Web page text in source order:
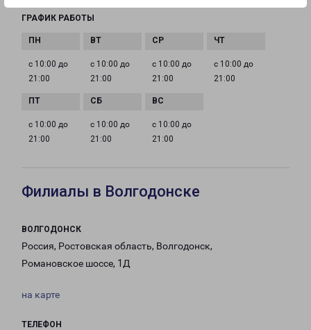
ГРАФИК РАБОТЫ
с 10:00 до
21:00
с 10:00 до
21:00
с 10:00 до
21:00
с 10:00 до
21:00
с 10:00 до
21:00
с 10:00 до
21:00
с 10:00 до
21:00
Филиалы в Волгодонске
ВОЛГОДОНСК
Россия, Ростовская область, Волгодонск,
Романовское шоссе, 1Д
на карте
ТЕЛЕФОН